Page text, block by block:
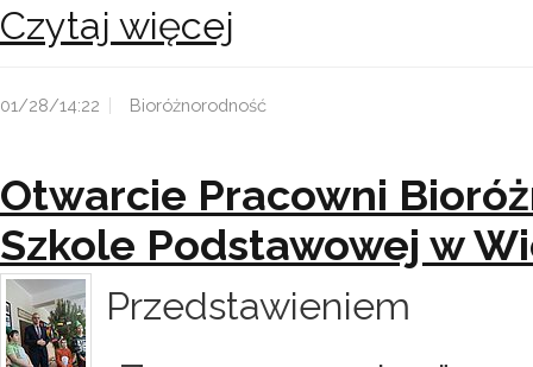
Czytaj więcej
01/28/14:22 Bioróżnorodność
Otwarcie Pracowni
Szkole Podstawowej w